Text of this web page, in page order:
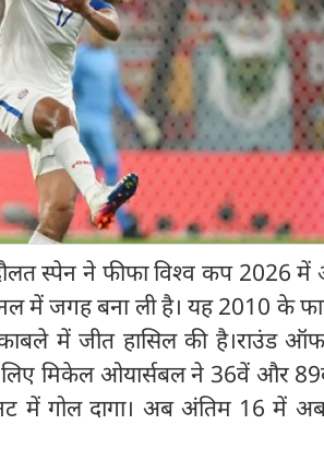
स्पेन ने फीफा विश्व कप 2026 में
में जगह बना ली है। यह 2010 के
में जीत हासिल की है।राउंड
मिकेल ओयार्सबल ने 36वें और
में गोल दागा। अब अंतिम 16 में